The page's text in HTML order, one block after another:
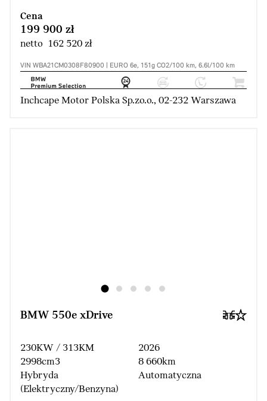
Cena
199 900 zł
netto 162 520 zł
VIN WBA21CM0308F80900 | EURO 6e, 151g CO2/100 km, 6.6l/100 km
Inchcape Motor Polska Sp.zo.o., 02-232 Warszawa
BMW 550e xDrive
230KW / 313KM
2998cm3
Hybryda
(Elektryczny/Benzyna)
2026
8 660km
Automatyczna